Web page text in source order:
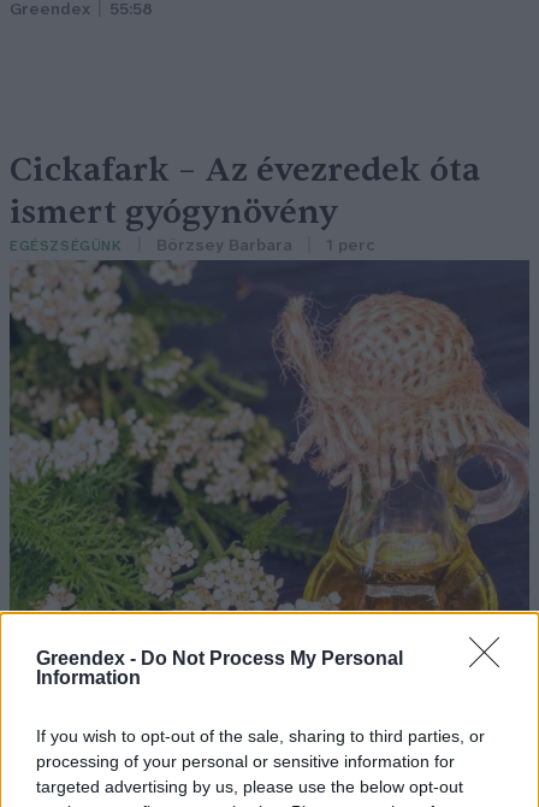
Greendex - Do Not Process My Personal
Information
If you wish to opt-out of the sale, sharing to third parties, or
processing of your personal or sensitive information for
targeted advertising by us, please use the below opt-out
Greendex 55:58
Cickafark – Az évezredek óta
ismert gyógynövény
EGÉSZSÉGÜNK Börzsey Barbara 1 perc